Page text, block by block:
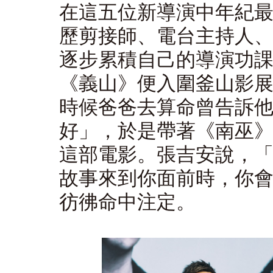
在這五位新導演中年紀
歷剪接師、電台主持人
逐步累積自己的導演功
《義山》便入圍釜山影
時候爸爸去算命曾告訴
好」，於是帶著《南巫
這部電影。張吉安說，
故事來到你面前時，你
彷彿命中注定。